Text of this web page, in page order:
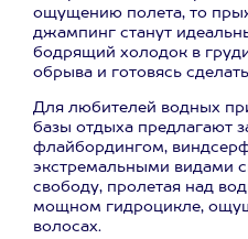
ощущению полета, то
джампинг станут
бодрящий холодок в
обрыва и готовясь
Для любителей водных
базы отдыха предлагают
флайбордингом,
экстремальными видами
свободу, пролетая над
мощном гидроцикле,
волосах.